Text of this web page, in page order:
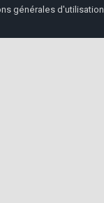
générales d'utilisation